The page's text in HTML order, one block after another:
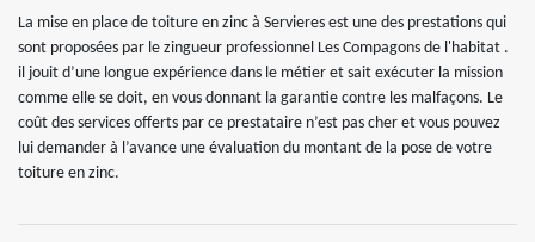
La mise en place de toiture en zinc à Servieres est une des prestations qui
sont proposées par le zingueur professionnel Les Compagons de l'habitat .
il jouit d’une longue expérience dans le métier et sait exécuter la mission
comme elle se doit, en vous donnant la garantie contre les malfaçons. Le
coût des services offerts par ce prestataire n’est pas cher et vous pouvez
lui demander à l’avance une évaluation du montant de la pose de votre
toiture en zinc.